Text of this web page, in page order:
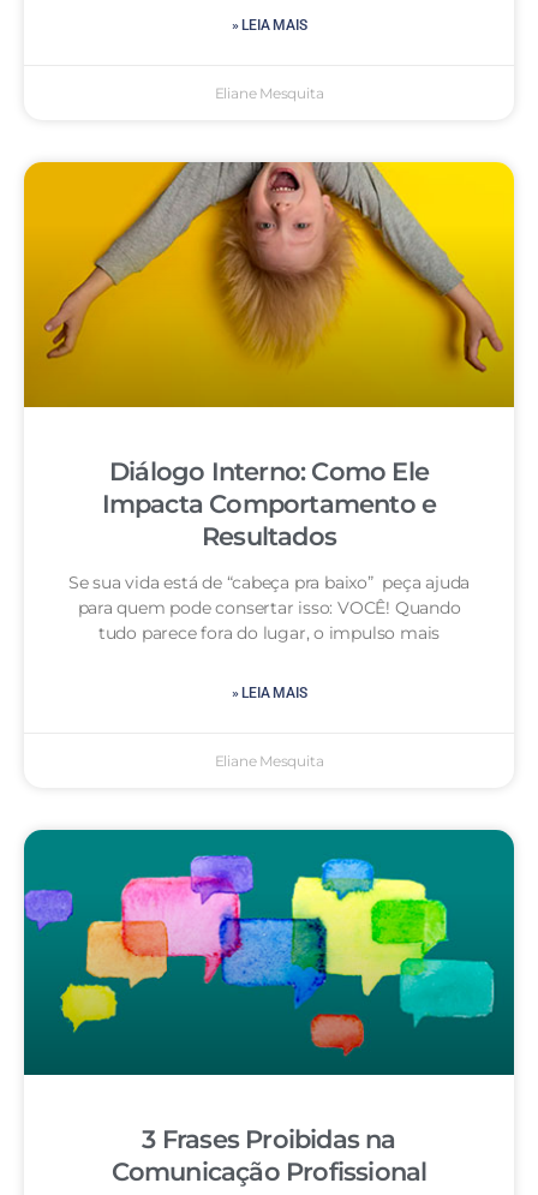
» LEIA MAIS
Eliane Mesquita
Diálogo Interno: Como Ele
Impacta Comportamento e
Resultados
Se sua vida está de “cabeça pra baixo” peça ajuda
para quem pode consertar isso: VOCÊ! Quando
tudo parece fora do lugar, o impulso mais
» LEIA MAIS
Eliane Mesquita
3 Frases Proibidas na
Comunicação Profissional